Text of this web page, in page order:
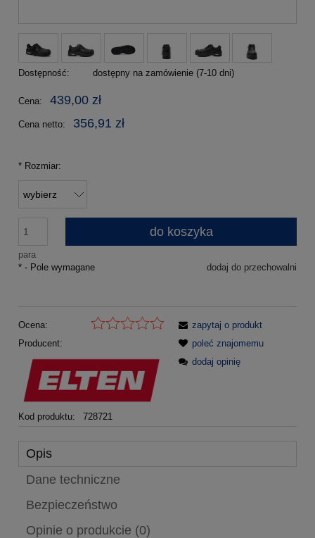
Dostępność: dostępny na zamówienie (7-10 dni)
Cena: 439,00 zł
Cena netto: 356,91 zł
* Rozmiar:
para
do koszyka
dodaj do przechowalni
* - Pole wymagane
Ocena:
Producent:
Kod produktu: 728721
zapytaj o produkt
poleć znajomemu
dodaj opinię
Opis
Dane techniczne
Bezpieczeństwo
Opinie o produkcie (0)